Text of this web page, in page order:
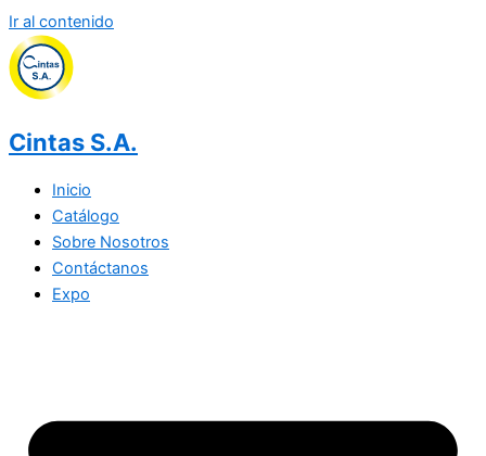
Ir al contenido
Cintas S.A.
Inicio
Catálogo
Sobre Nosotros
Contáctanos
Expo